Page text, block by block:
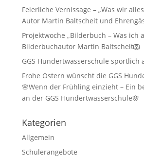
Feierliche Vernissage – „Was wir
Autor Martin Baltscheit und
Projektwoche „Bilderbuch – Was ich
Bilderbuchautor Martin Baltscheit🦁
GGS Hundertwasserschule sportlich
Frohe Ostern wünscht die GGS
🌸Wenn der Frühling einzieht – Ein
an der GGS Hundertwasserschule🌸
Kategorien
Allgemein
Schülerangebote